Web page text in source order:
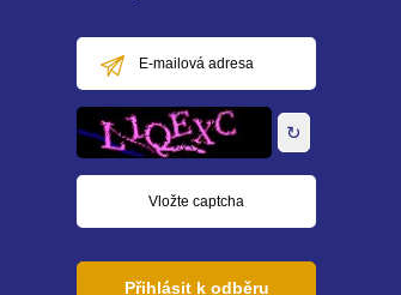
mailová
adresa
↻
Přihlásit k odběru